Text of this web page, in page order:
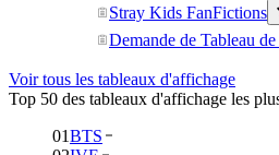
Stray Kids FanFictions
Demande de Tableau
Voir tous les tableaux d'affichage
Top 50 des tableaux d'affichage les
01BTS